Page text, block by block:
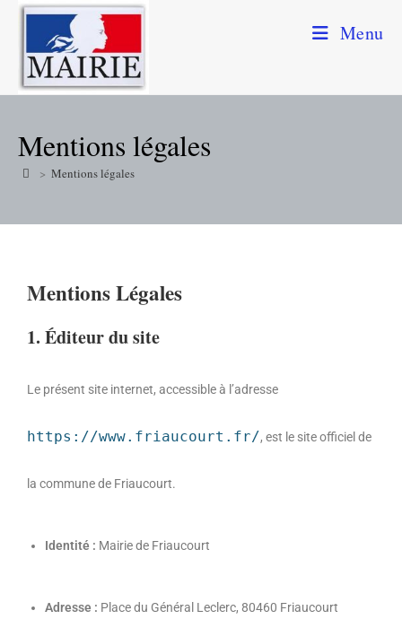
Menu
Mentions légales
> Mentions légales
Mentions Légales
1. Éditeur du site
Le présent site internet, accessible à l’adresse
https://www.friaucourt.fr/, est le site officiel de
la commune de Friaucourt.
Identité : Mairie de Friaucourt
Adresse : Place du Général Leclerc, 80460 Friaucourt